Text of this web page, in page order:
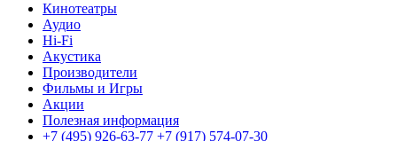
Кинотеатры
Аудио
Hi-Fi
Акустика
Производители
Фильмы и Игры
Акции
Полезная информация
+7 (495) 926-63-77 +7 (917) 574-07-30